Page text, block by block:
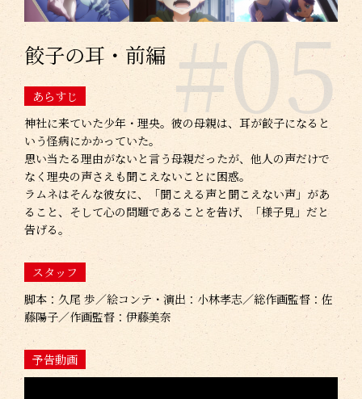
#05
餃子の耳・前編
あらすじ
神社に来ていた少年・理央。彼の母親は、耳が餃子になると
いう怪病にかかっていた。
思い当たる理由がないと言う母親だったが、他人の声だけで
なく理央の声さえも聞こえないことに困惑。
ラムネはそんな彼女に、「聞こえる声と聞こえない声」があ
ること、そして心の問題であることを告げ、「様子見」だと
告げる。
スタッフ
脚本：久尾 歩／絵コンテ・演出：小林孝志／総作画監督：佐
藤陽子／作画監督：伊藤美奈
予告動画